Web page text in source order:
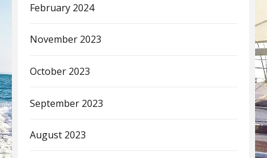
February 2024
November 2023
October 2023
September 2023
August 2023